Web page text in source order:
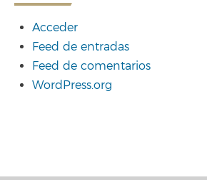
Acceder
Feed de entradas
Feed de comentarios
WordPress.org